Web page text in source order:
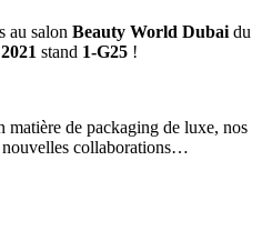
au salon Beauty World Dubai du
stand 1-G25!
matière de packaging de luxe, nos
nouvelles collaborations…